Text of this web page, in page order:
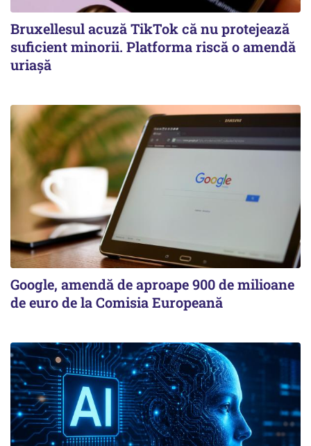
Bruxellesul acuză TikTok că nu protejează
suficient minorii. Platforma riscă o amendă
uriașă
Google, amendă de aproape 900 de milioane
de euro de la Comisia Europeană